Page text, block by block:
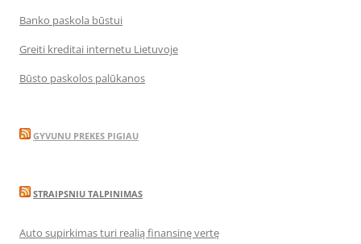
Banko paskola būstui
Greiti kreditai internetu Lietuvoje
Būsto paskolos palūkanos
GYVUNU PREKES PIGIAU
STRAIPSNIU TALPINIMAS
Auto supirkimas turi realią finansinę vertę